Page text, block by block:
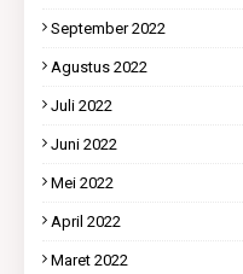
September 2022
Agustus 2022
Juli 2022
Juni 2022
Mei 2022
April 2022
Maret 2022